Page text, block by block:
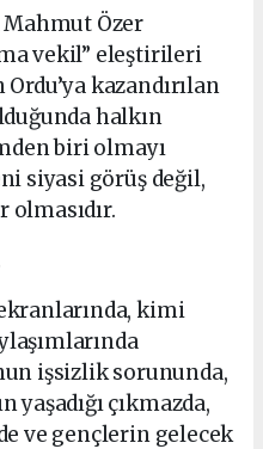
Özer
vekil” eleştirileri
kazandırılan
halkın
biri olmayı
siyasi görüş değil,
kimi
işsizlik sorununda,
yaşadığı çıkmazda,
ve gençlerin gelecek